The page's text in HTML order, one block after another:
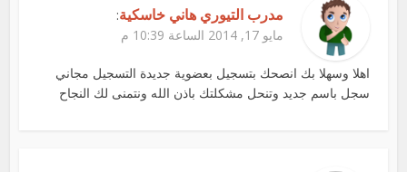
مدرب التيوري هاني خاسكية:
مايو 17, 2014 الساعة 10:39 م
اهلا وسهلا بك انصحك بتسجيل بعضوية جديدة التسجيل مجاني
سجل باسم جديد وتنحل مشكلتك باذن الله ونتمنى لك النجاح